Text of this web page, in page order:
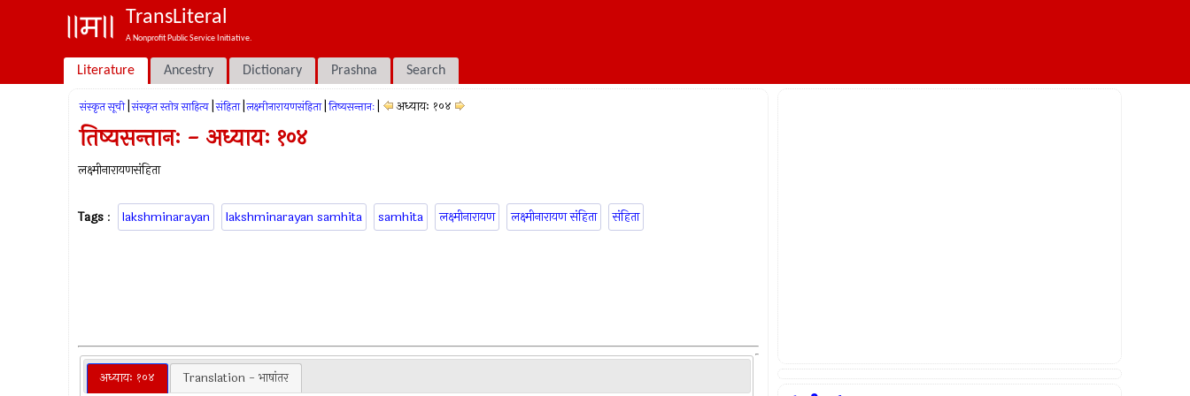
TransLiteral
A Nonprofit Public Service Initiative.
Literature Ancestry Dictionary Prashna Search
संस्कृत सूची संस्कृत स्तोत्र साहित्य संहिता लक्ष्मीनारायणसंहिता तिष्यसन्तानः अध्यायः १०४
तिष्यसन्तानः - अध्यायः १०४
लक्ष्मीनारायणसंहिता
Tags : lakshminarayan lakshminarayan samhita samhita लक्ष्मीनारायण लक्ष्मीनारायण संहिता संहिता
अध्यायः १०४ Translation - भाषांतर